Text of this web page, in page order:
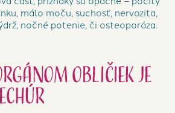
málo moču, suchosť, nervozita,
nočné potenie, či osteoporóza.
obličiek je